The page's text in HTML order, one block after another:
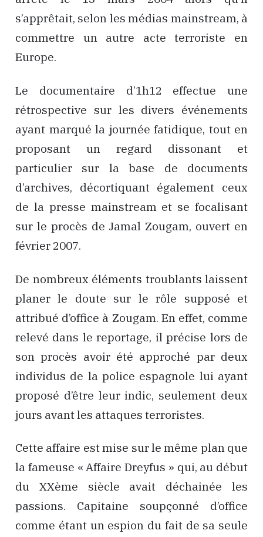
s’apprêtait, selon les médias mainstream, à
commettre un autre acte terroriste en
Europe.
Le documentaire d’1h12 effectue une
rétrospective sur les divers événements
ayant marqué la journée fatidique, tout en
proposant un regard dissonant et
particulier sur la base de documents
d’archives, décortiquant également ceux
de la presse mainstream et se focalisant
sur le procès de Jamal Zougam, ouvert en
février 2007.
De nombreux éléments troublants laissent
planer le doute sur le rôle supposé et
attribué d’office à Zougam. En effet, comme
relevé dans le reportage, il précise lors de
son procès avoir été approché par deux
individus de la police espagnole lui ayant
proposé d’être leur indic, seulement deux
jours avant les attaques terroristes.
Cette affaire est mise sur le même plan que
la fameuse « Affaire Dreyfus » qui, au début
du XXème siècle avait déchainée les
passions. Capitaine soupçonné d’office
comme étant un espion du fait de sa seule